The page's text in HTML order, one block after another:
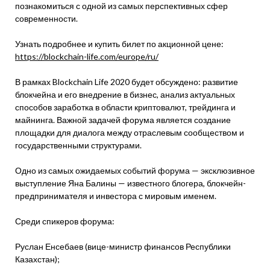
познакомиться с одной из самых перспективных сфер
современности.
Узнать подробнее и купить билет по акционной цене:
https://blockchain-life.com/europe/ru/
В рамках Blockchain Life 2020 будет обсуждено: развитие
блокчейна и его внедрение в бизнес, анализ актуальных
способов заработка в области криптовалют, трейдинга и
майнинга. Важной задачей форума является создание
площадки для диалога между отраслевым сообществом и
государственными структурами.
Одно из самых ожидаемых событий форума — эксклюзивное
выступление Яна Балины — известного блогера, блокчейн-
предпринимателя и инвестора с мировым именем.
Среди спикеров форума:
Руслан Енсебаев (вице-министр финансов Республики
Казахстан);